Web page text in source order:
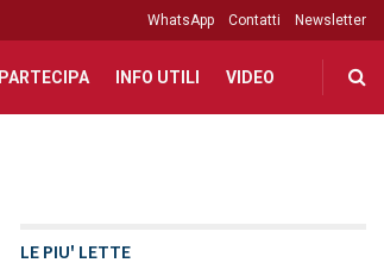
WhatsApp Contatti Newsletter
PARTECIPA INFO UTILI VIDEO
LE PIU' LETTE